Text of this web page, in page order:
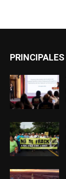
PRINCIPALES